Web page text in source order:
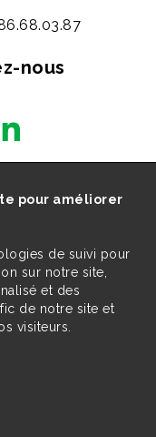
nous
pour améliorer
de suivi pour
sur notre site,
et des
de notre site et
visiteurs.